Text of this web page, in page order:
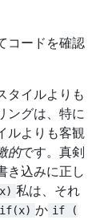
コードを確認
タイルよりも
ングは、特に
ルよりも客観
的です。真剣
き込みに正し
私は、それ
if(x) か if (